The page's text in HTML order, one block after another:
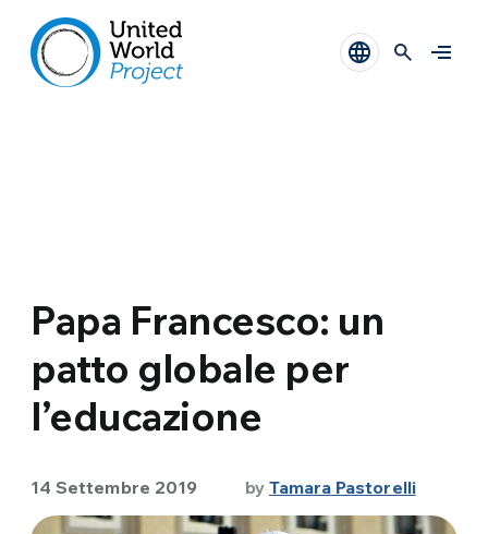
Papa Francesco: un
patto globale per
l’educazione
14 Settembre 2019 byTamara Pastorelli